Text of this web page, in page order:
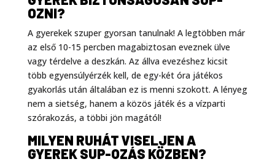
OZNI?
A gyerekek szuper gyorsan tanulnak! A legtöbben már
az első 10-15 percben magabiztosan eveznek ülve
vagy térdelve a deszkán. Az állva evezéshez kicsit
több egyensúlyérzék kell, de egy-két óra játékos
gyakorlás után általában ez is menni szokott. A lényeg
nem a sietség, hanem a közös játék és a vízparti
szórakozás, a többi jön magától!
MILYEN RUHÁT VISELJEN A
GYEREK SUP-OZÁS KÖZBEN?